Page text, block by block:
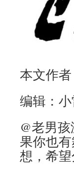
本文作
编辑：
@老男
果你也
想，希